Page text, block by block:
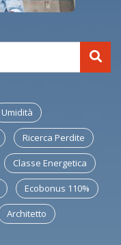
Umidità
Ricerca Perdite
Classe Energetica
Ecobonus 110%
Architetto